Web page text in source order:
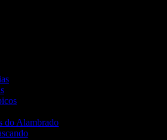
do Alambrado